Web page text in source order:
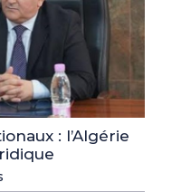
: l’Algérie